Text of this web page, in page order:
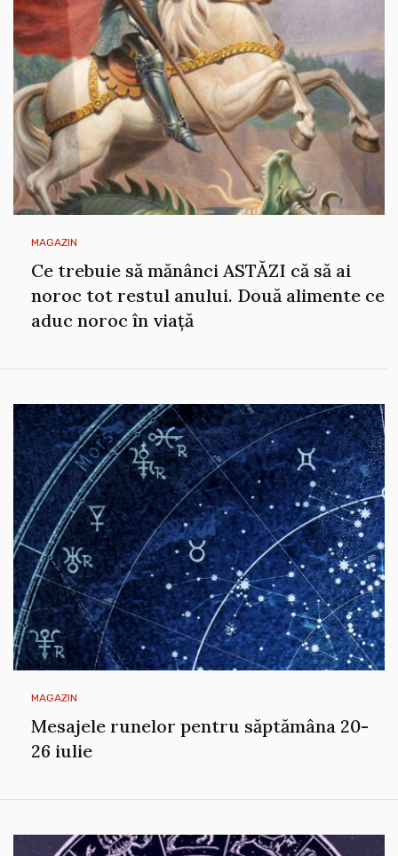
MAGAZIN
Ce trebuie să mănânci ASTĂZI că să ai
noroc tot restul anului. Două alimente ce
aduc noroc în viață
MAGAZIN
Mesajele runelor pentru săptămâna 20-
26 iulie